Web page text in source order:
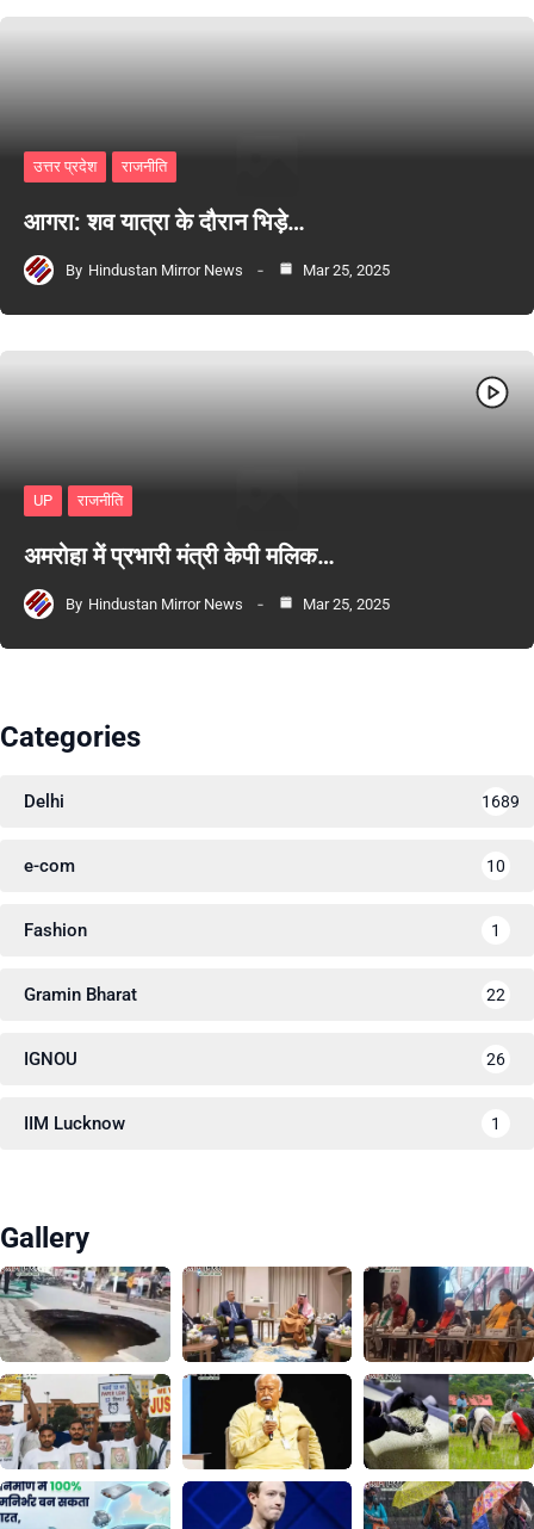
उत्तर प्रदेश राजनीति
आगरा: शव यात्रा के दौरान भिड़े…
By Hindustan Mirror News Mar 25, 2025
UP राजनीति
अमरोहा में प्रभारी मंत्री केपी मलिक…
By Hindustan Mirror News Mar 25, 2025
Categories
Delhi 1689
e-com 10
Fashion 1
Gramin Bharat 22
IGNOU 26
IIM Lucknow 1
Gallery